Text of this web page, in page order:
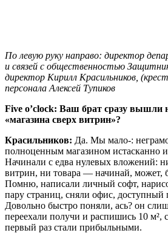
По левую руку направо: директор
и связей с общественностью
директор Кирилл Красильников,
персонала Алексей Тупиков
Five o’clock: Ваш брат сразу вышли
«магазина сверх витрин»?
Красильников: Да. Мы мало-:
полноценным магазином истасканно
Начинали с едва нулевых вложений:
витрин, ни товара — начинай, может,
Помню, написали личный софт,
пару страниц, сняли офис, доступный
Довольно быстро поняли, ась? он
переехали получи и распишись 10 м²,
первый раз стали прибыльными.